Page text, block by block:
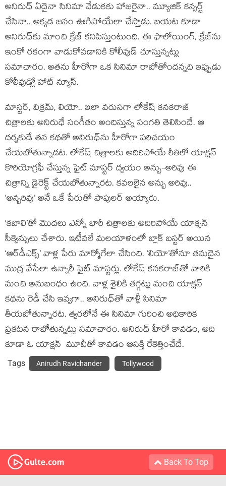
అనిరుధ్ ఏదైనా సినిమా వేడుకకు హాజరైనా.. మ్యూజిక్ కన్సర్ట్
చేసినా.. అక్కడ జనం ఊగిపోయేలా చేస్తాడు. బయట కూడా
అనిరుధ్‌కు మాంచి క్రేజ్ కనిపిస్తుంటుంది. ఈ ఫాలోయింగ్‌, క్రేజ్‌ను
ఇంకో రకంగా వాడుకోవడానికి కోలీవుడ్ చూస్తున్నట్లు
సమాచారం. అతను హీరోగా ఒక సినిమా రాబోతోందన్నది ఇప్పుడు
కోలీవుడ్లో హాట్ న్యూస్.
మాస్టర్, విక్రమ్, లియో.. ఇలా వరుసగా లోకేష్ కనకరాజ్
చిత్రాలకు అనిరుధే సంగీతం అందిస్తున్న సంగతి తెలిసిందే. ఆ
దర్శకుడే తన కథతో అనిరుధ్‌ను హీరోగా పరిచయం
చేయబోతున్నాడట. లోకేష్ చిత్రాలకు అదిరిపోయే రీతిలో యాక్షన్
కొరియోగ్రఫీ చేస్తున్న ఫైట్ మాస్టర్ ద్వయం అన్బు-అరివు ఈ
చిత్రాన్ని డైరెక్ట్ చేయబోతున్నారట. కవలలైన అన్బు అరివు..
‘అన్బరివు’ అనే ఒకే పేరుతో పాపులర్ అయ్యారు.
‘కబాలి’తో మొదలు ఎన్నో భారీ చిత్రాలకు అదిరిపోయే యాక్సన్
సీక్వెన్సులు చేశారు. ఇటీవలే మలయాళంలో బ్లాక్ బస్టర్ అయిన
‘ఆర్‌డీఎక్స్’ వాళ్ల పేరు మార్మోగేలా చేసింది. ‘లియో’తోనూ తమదైన
ముద్ర వేసేలా ఉన్నారీ ఫైట్ మాస్టర్లు. లోకేష్ కనకరాజ్‌తో వారికి
మంచి అనుబంధం ఉంది. వాళ్ల శైలికి తగ్గట్లు మంచి యాక్షన్
కథను రెడీ చేసి ఇవ్వగా.. అనిరుధ్‌తో వాళ్లీ సినిమా
తీయబోతున్నారట. త్వరలోనే ఈ సినిమా గురించి అధికారిక
ప్రకటన రాబోతున్నట్లు సమాచారం. అనిరుధ్ హీరో కావడం, అది
కూడా ఓ యాక్షన్ మూవీతో కావడం ఆసక్తి రేకెత్తించేదే.
Tags Anirudh Ravichander Tollywood
Back To Top